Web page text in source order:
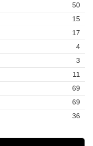
50
15
17
4
3
11
69
69
36